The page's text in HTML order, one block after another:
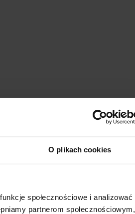
O plikach cookies
społecznościowe i analizować
partnerom społecznościowym,